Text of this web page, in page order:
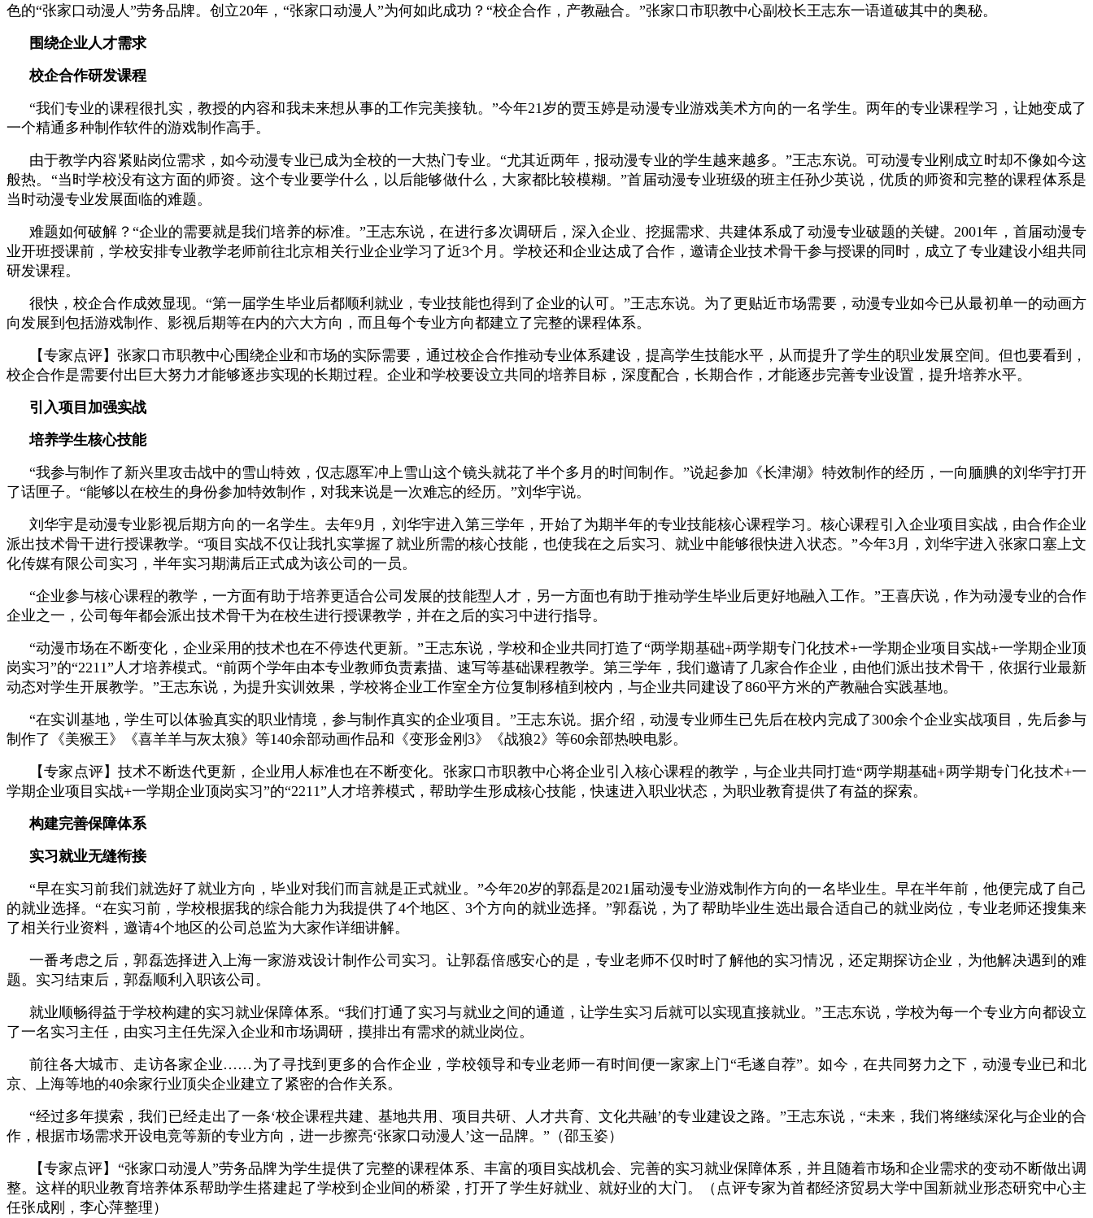
色的“张家口动漫人”劳务品牌。创立20年，“张家口动漫人”为何如此成功？“校企合作，产教融合。”张家口市职教中心副校长王志东一语道破其中的奥秘。
围绕企业人才需求
校企合作研发课程
“我们专业的课程很扎实，教授的内容和我未来想从事的工作完美接轨。”今年21岁的贾玉婷是动漫专业游戏美术方向的一名学生。两年的专业课程学习，让她变成了
一个精通多种制作软件的游戏制作高手。
由于教学内容紧贴岗位需求，如今动漫专业已成为全校的一大热门专业。“尤其近两年，报动漫专业的学生越来越多。”王志东说。可动漫专业刚成立时却不像如今这
般热。“当时学校没有这方面的师资。这个专业要学什么，以后能够做什么，大家都比较模糊。”首届动漫专业班级的班主任孙少英说，优质的师资和完整的课程体系是
当时动漫专业发展面临的难题。
难题如何破解？“企业的需要就是我们培养的标准。”王志东说，在进行多次调研后，深入企业、挖掘需求、共建体系成了动漫专业破题的关键。2001年，首届动漫专
业开班授课前，学校安排专业教学老师前往北京相关行业企业学习了近3个月。学校还和企业达成了合作，邀请企业技术骨干参与授课的同时，成立了专业建设小组共同
研发课程。
很快，校企合作成效显现。“第一届学生毕业后都顺利就业，专业技能也得到了企业的认可。”王志东说。为了更贴近市场需要，动漫专业如今已从最初单一的动画方
向发展到包括游戏制作、影视后期等在内的六大方向，而且每个专业方向都建立了完整的课程体系。
【专家点评】张家口市职教中心围绕企业和市场的实际需要，通过校企合作推动专业体系建设，提高学生技能水平，从而提升了学生的职业发展空间。但也要看到，
校企合作是需要付出巨大努力才能够逐步实现的长期过程。企业和学校要设立共同的培养目标，深度配合，长期合作，才能逐步完善专业设置，提升培养水平。
引入项目加强实战
培养学生核心技能
“我参与制作了新兴里攻击战中的雪山特效，仅志愿军冲上雪山这个镜头就花了半个多月的时间制作。”说起参加《长津湖》特效制作的经历，一向腼腆的刘华宇打开
了话匣子。“能够以在校生的身份参加特效制作，对我来说是一次难忘的经历。”刘华宇说。
刘华宇是动漫专业影视后期方向的一名学生。去年9月，刘华宇进入第三学年，开始了为期半年的专业技能核心课程学习。核心课程引入企业项目实战，由合作企业
派出技术骨干进行授课教学。“项目实战不仅让我扎实掌握了就业所需的核心技能，也使我在之后实习、就业中能够很快进入状态。”今年3月，刘华宇进入张家口塞上文
化传媒有限公司实习，半年实习期满后正式成为该公司的一员。
“企业参与核心课程的教学，一方面有助于培养更适合公司发展的技能型人才，另一方面也有助于推动学生毕业后更好地融入工作。”王喜庆说，作为动漫专业的合作
企业之一，公司每年都会派出技术骨干为在校生进行授课教学，并在之后的实习中进行指导。
“动漫市场在不断变化，企业采用的技术也在不停迭代更新。”王志东说，学校和企业共同打造了“两学期基础+两学期专门化技术+一学期企业项目实战+一学期企业顶
岗实习”的“2211”人才培养模式。“前两个学年由本专业教师负责素描、速写等基础课程教学。第三学年，我们邀请了几家合作企业，由他们派出技术骨干，依据行业最新
动态对学生开展教学。”王志东说，为提升实训效果，学校将企业工作室全方位复制移植到校内，与企业共同建设了860平方米的产教融合实践基地。
“在实训基地，学生可以体验真实的职业情境，参与制作真实的企业项目。”王志东说。据介绍，动漫专业师生已先后在校内完成了300余个企业实战项目，先后参与
制作了《美猴王》《喜羊羊与灰太狼》等140余部动画作品和《变形金刚3》《战狼2》等60余部热映电影。
【专家点评】技术不断迭代更新，企业用人标准也在不断变化。张家口市职教中心将企业引入核心课程的教学，与企业共同打造“两学期基础+两学期专门化技术+一
学期企业项目实战+一学期企业顶岗实习”的“2211”人才培养模式，帮助学生形成核心技能，快速进入职业状态，为职业教育提供了有益的探索。
构建完善保障体系
实习就业无缝衔接
“早在实习前我们就选好了就业方向，毕业对我们而言就是正式就业。”今年20岁的郭磊是2021届动漫专业游戏制作方向的一名毕业生。早在半年前，他便完成了自己
的就业选择。“在实习前，学校根据我的综合能力为我提供了4个地区、3个方向的就业选择。”郭磊说，为了帮助毕业生选出最合适自己的就业岗位，专业老师还搜集来
了相关行业资料，邀请4个地区的公司总监为大家作详细讲解。
一番考虑之后，郭磊选择进入上海一家游戏设计制作公司实习。让郭磊倍感安心的是，专业老师不仅时时了解他的实习情况，还定期探访企业，为他解决遇到的难
题。实习结束后，郭磊顺利入职该公司。
就业顺畅得益于学校构建的实习就业保障体系。“我们打通了实习与就业之间的通道，让学生实习后就可以实现直接就业。”王志东说，学校为每一个专业方向都设立
了一名实习主任，由实习主任先深入企业和市场调研，摸排出有需求的就业岗位。
前往各大城市、走访各家企业……为了寻找到更多的合作企业，学校领导和专业老师一有时间便一家家上门“毛遂自荐”。如今，在共同努力之下，动漫专业已和北
京、上海等地的40余家行业顶尖企业建立了紧密的合作关系。
“经过多年摸索，我们已经走出了一条‘校企课程共建、基地共用、项目共研、人才共育、文化共融’的专业建设之路。”王志东说，“未来，我们将继续深化与企业的合
作，根据市场需求开设电竞等新的专业方向，进一步擦亮‘张家口动漫人’这一品牌。”（邵玉姿）
【专家点评】“张家口动漫人”劳务品牌为学生提供了完整的课程体系、丰富的项目实战机会、完善的实习就业保障体系，并且随着市场和企业需求的变动不断做出调
整。这样的职业教育培养体系帮助学生搭建起了学校到企业间的桥梁，打开了学生好就业、就好业的大门。（点评专家为首都经济贸易大学中国新就业形态研究中心主
任张成刚，李心萍整理）